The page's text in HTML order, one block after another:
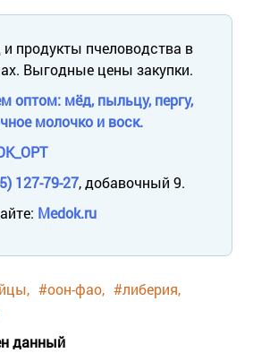
продукты пчеловодства в
Выгодные цены закупки.
оптом: мёд, пыльцу, пергу,
молочко и воск.
127-79-27, добавочный 9.
Medok.ru
#оон-фао
#либерия
данный